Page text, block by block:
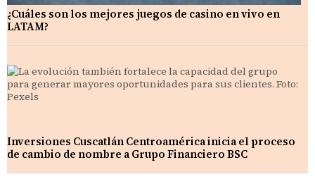
¿Cuáles son los mejores juegos de casino en vivo en
LATAM?
Inversiones Cuscatlán Centroamérica inicia el proceso
de cambio de nombre a Grupo Financiero BSC